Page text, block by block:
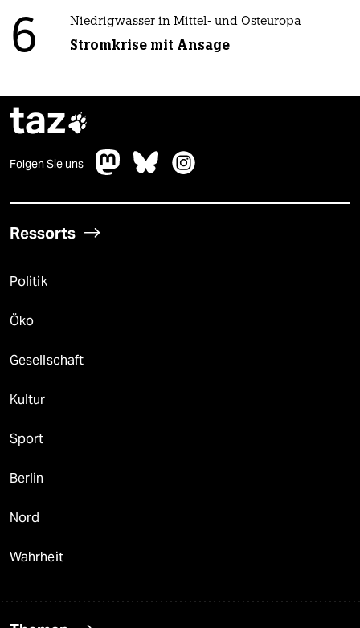
6 Niedrigwasser in Mittel- und Osteuropa
Stromkrise mit Ansage
taz
Folgen Sie uns
Ressorts
Politik
Öko
Gesellschaft
Kultur
Sport
Berlin
Nord
Wahrheit